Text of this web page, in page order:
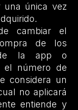
una única vez
cambiar el
de los
la app o
el número de
considera un
no aplicará
entiende y